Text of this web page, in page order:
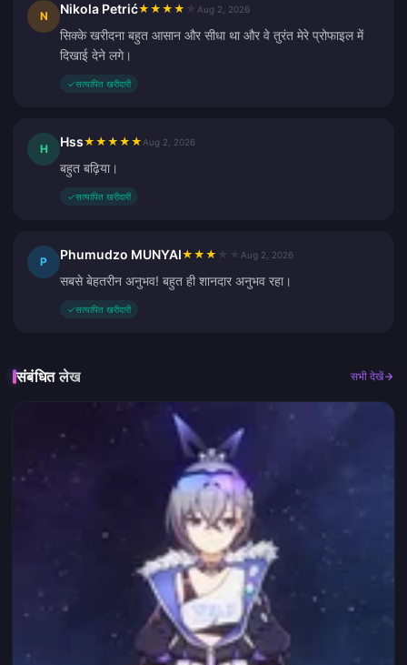
N Nikola Petrić★ ★ ★ ★ Aug 2, 2026
सिक्के खरीदना बहुत आसान और सीधा था और वे तुरंत मेरे प्रोफाइल में
दिखाई देने लगे।
✓सत्यापित खरीदारी
H Hss★ ★ ★ ★ ★ Aug 2, 2026
बहुत बढ़िया।
✓सत्यापित खरीदारी
P Phumudzo MUNYAI★ ★ ★ Aug 2, 2026
सबसे बेहतरीन अनुभव! बहुत ही शानदार अनुभव रहा।
✓सत्यापित खरीदारी
संबंधित लेख सभी देखें